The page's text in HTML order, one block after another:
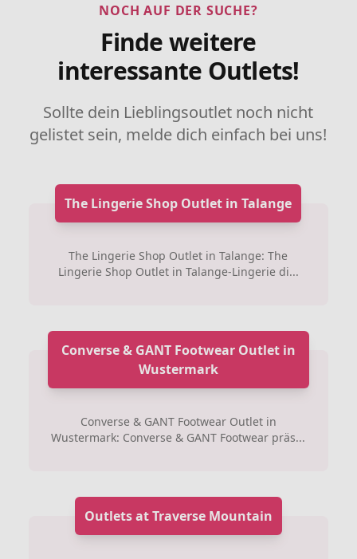
NOCH AUF DER SUCHE?
Finde weitere
interessante Outlets!
Sollte dein Lieblingsoutlet noch nicht
gelistet sein, melde dich einfach bei uns!
The Lingerie Shop Outlet in Talange
The Lingerie Shop Outlet in Talange: The
Lingerie Shop Outlet in Talange-Lingerie di...
Converse & GANT Footwear Outlet in
Wustermark
Converse & GANT Footwear Outlet in
Wustermark: Converse & GANT Footwear präs...
Outlets at Traverse Mountain